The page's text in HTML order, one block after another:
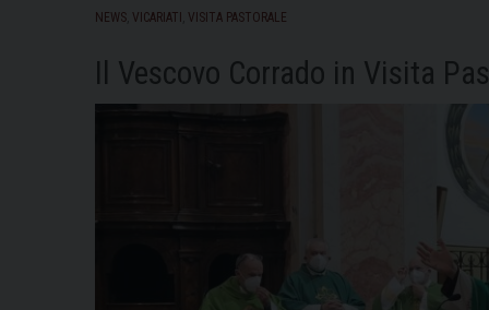
NEWS VICARIATI VISITA PASTORALE
Il Vescovo Corrado in Visita